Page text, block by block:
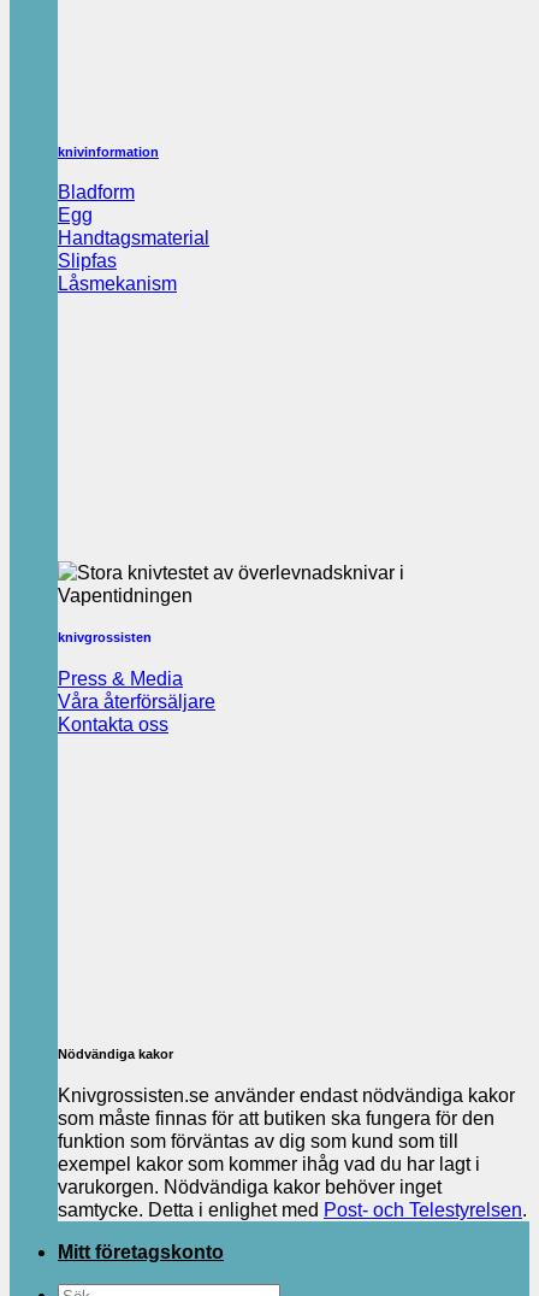
knivinformation
Bladform
Egg
Handtagsmaterial
Slipfas
Låsmekanism
knivgrossisten
Press & Media
Våra återförsäljare
Kontakta oss
Nödvändiga kakor
Knivgrossisten.se använder endast nödvändiga kakor
som måste finnas för att butiken ska fungera för den
funktion som förväntas av dig som kund som till
exempel kakor som kommer ihåg vad du har lagt i
varukorgen. Nödvändiga kakor behöver inget
samtycke. Detta i enlighet med Post- och Telestyrelsen.
Mitt företagskonto